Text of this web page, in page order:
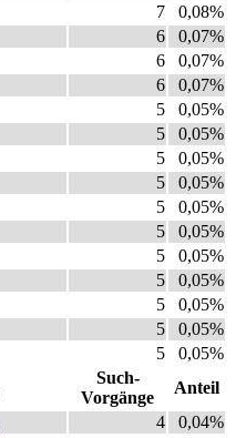
7
0,08%
6
0,07%
6
0,07%
6
0,07%
5
0,05%
5
0,05%
5
0,05%
5
0,05%
5
0,05%
5
0,05%
5
0,05%
5
0,05%
5
0,05%
5
0,05%
5
0,05%
Such-
Vorgänge
Anteil
4
0,04%